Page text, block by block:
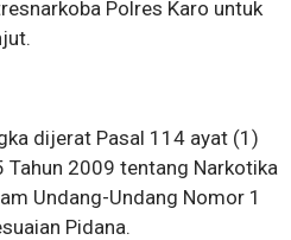
Polres Karo untuk
dijerat Pasal 114 ayat (1)
Tahun 2009 tentang Narkotika
Undang-Undang Nomor 1
Pidana.